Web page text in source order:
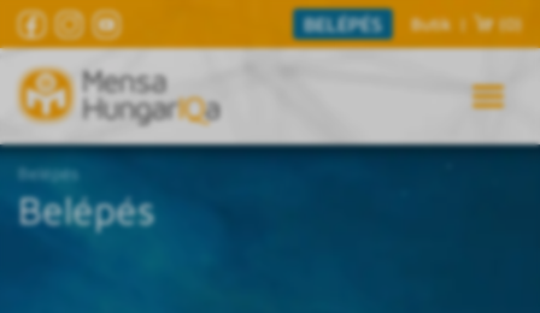
BELÉPÉS Butik | (0)
Belépés
Belépés